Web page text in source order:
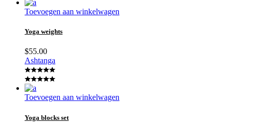
Toevoegen aan winkelwagen
Yoga weights
$55.00
Ashtanga
Toevoegen aan winkelwagen
Yoga blocks set